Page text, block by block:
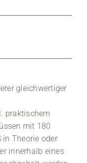
gleichwertiger
praktischem
mit 180
in Theorie oder
innerhalb eines